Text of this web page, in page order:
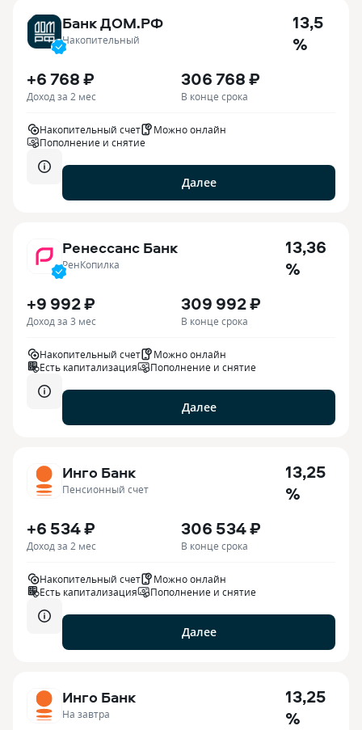
Банк ДОМ.РФ
Накопительный
13,5
%
+6 768 ₽
Доход за 2 мес
306 768 ₽
В конце срока
Накопительный счет
Можно онлайн
Пополнение и снятие
Далее
Ренессанс Банк
РенКопилка
13,36
%
+9 992 ₽
Доход за 3 мес
309 992 ₽
В конце срока
Накопительный счет
Можно онлайн
Есть капитализация
Пополнение и снятие
Далее
Инго Банк
Пенсионный счет
13,25
%
+6 534 ₽
Доход за 2 мес
306 534 ₽
В конце срока
Накопительный счет
Можно онлайн
Есть капитализация
Пополнение и снятие
Далее
Инго Банк
На завтра
13,25
%